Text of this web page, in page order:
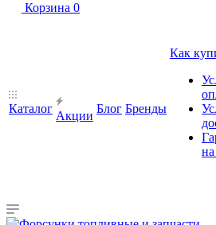
Корзина 0
Каталог
Акции
Блог Бренды
Как